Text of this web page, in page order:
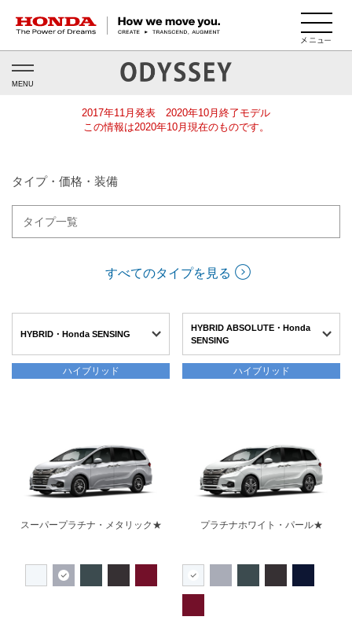
HONDA The Power of Dreams
MENU
2017年11月発表 2020年10月終了モデル
この情報は2020年10月現在のものです。
タイプ・価格・装備
タイプ一覧
すべてのタイプを見る
ハイブリッド
スーパープラチナ・メタリック★
ハイブリッド
プラチナホワイト・パール★